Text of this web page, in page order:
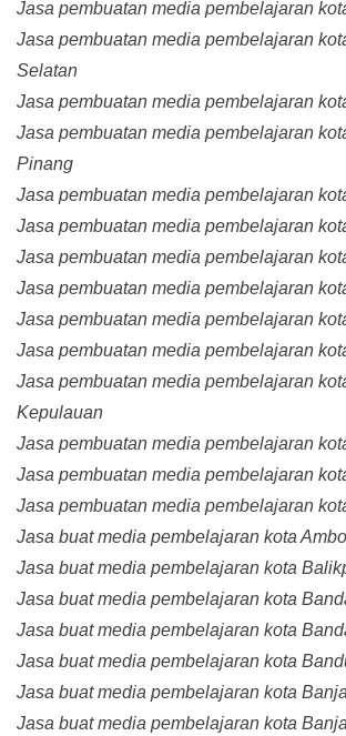
Jasa pembuatan media pembelajaran
Jasa pembuatan media pembelajaran
Selatan
Jasa pembuatan media pembelajaran
Jasa pembuatan media pembelajaran
Pinang
Jasa pembuatan media pembelajaran
Jasa pembuatan media pembelajaran
Jasa pembuatan media pembelajaran
Jasa pembuatan media pembelajaran
Jasa pembuatan media pembelajaran
Jasa pembuatan media pembelajaran
Jasa pembuatan media pembelajaran
Kepulauan
Jasa pembuatan media pembelajaran
Jasa pembuatan media pembelajaran
Jasa pembuatan media pembelajaran
Jasa buat media pembelajaran kota
Jasa buat media pembelajaran kota
Jasa buat media pembelajaran kota
Jasa buat media pembelajaran kota
Jasa buat media pembelajaran kota
Jasa buat media pembelajaran kota
Jasa buat media pembelajaran kota